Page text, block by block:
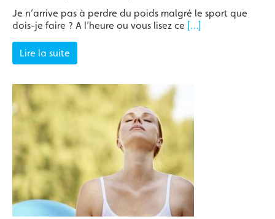
Je n’arrive pas à perdre du poids malgré le sport que
dois-je faire ? A l’heure ou vous lisez ce […]
Lire la suite